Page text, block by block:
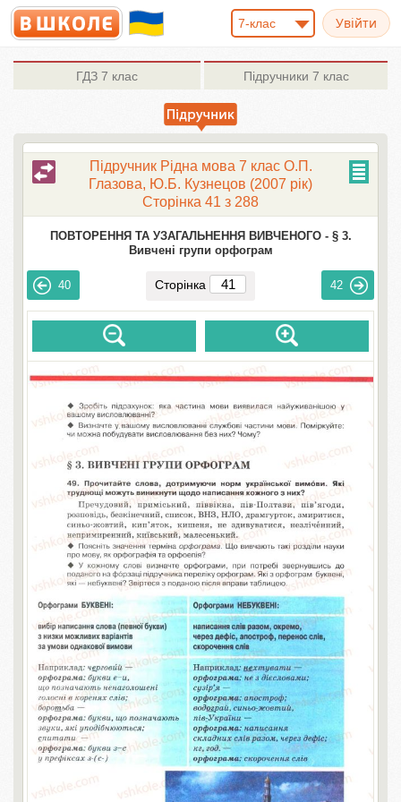
7-клас
ГДЗ 7 клас Підручники 7 клас
Підручник Рідна мова 7 клас О.П.
Глазова, Ю.Б. Кузнецов (2007 рік)
Сторінка 41 з 288
ПОВТОРЕННЯ ТА УЗАГАЛЬНЕННЯ ВИВЧЕНОГО - § 3.
Вивчені групи орфограм
40 Сторінка 42